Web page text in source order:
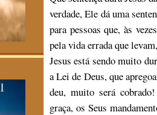
verdade, Ele dá uma
para pessoas que, às
pela vida errada que
Jesus está sendo muito
a Lei de Deus, que
deu, muito será
graça, os Seus